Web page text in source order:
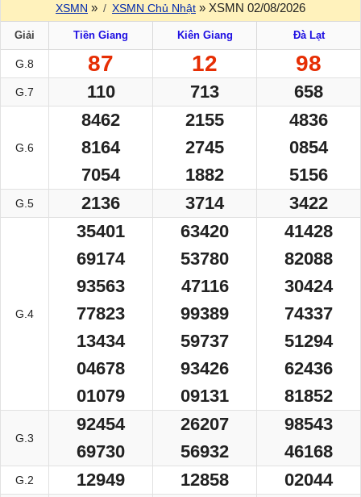
XSMN » XSMN Chủ Nhật » XSMN 02/08/2026
Giải Tiền Giang Kiên Giang Đà Lạt
G.8 87 12 98
G.7 110 713 658
G.6
8462
8164
7054
2155
2745
1882
4836
0854
5156
G.5 2136 3714 3422
G.4
35401
69174
93563
77823
13434
04678
01079
63420
53780
47116
99389
59737
93426
09131
41428
82088
30424
74337
51294
62436
81852
G.3
92454
69730
26207
56932
98543
46168
G.2 12949 12858 02044